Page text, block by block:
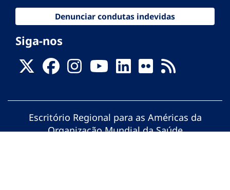
Denunciar condutas indevidas
Siga-nos
Escritório Regional para as Américas da
Organização Mundial da Saúde